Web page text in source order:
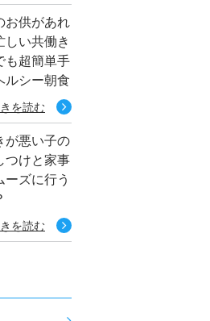
お供があれ
しい共働き
も超簡単手
ルシー朝食
を読む
が悪い子の
つけと家事
ーズに行う
を読む